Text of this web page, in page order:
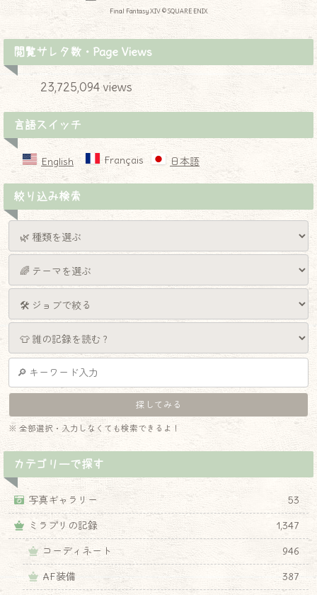
Final Fantasy XIV © SQUARE ENIX
閲覧サレタ数・Page Views
23,725,094 views
言語スイッチ
English Français 日本語
絞り込み検索
※ 全部選択・入力しなくても検索できるよ！
カテゴリーで探す
写真ギャラリー
53
ミラプリの記録
1,347
コーディネート
946
AF装備
387